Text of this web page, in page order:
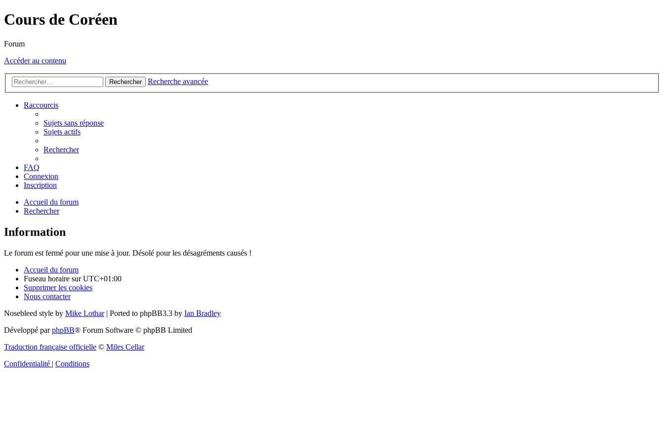
Cours de Coréen
Forum
Accéder au contenu
Rechercher Recherche avancée
Raccourcis
Sujets sans réponse
Sujets actifs
Rechercher
FAQ
Connexion
Inscription
Accueil du forum
Rechercher
Information
Le forum est fermé pour une mise à jour. Désolé pour les désagréments causés !
Accueil du forum
Fuseau horaire surUTC+01:00
Supprimer les cookies
Nous contacter
Nosebleed style by Mike Lothar| Ported to phpBB3.3 by Ian Bradley
Développé parphpBB® Forum Software © phpBB Limited
Traduction française officielle © Miles Cellar
Confidentialité | Conditions